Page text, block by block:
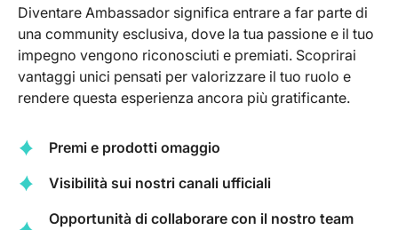
Diventare Ambassador significa entrare a far parte di
una community esclusiva, dove la tua passione e il tuo
impegno vengono riconosciuti e premiati. Scoprirai
vantaggi unici pensati per valorizzare il tuo ruolo e
rendere questa esperienza ancora più gratificante.
Premi e prodotti omaggio
Visibilità sui nostri canali ufficiali
Opportunità di collaborare con il nostro team